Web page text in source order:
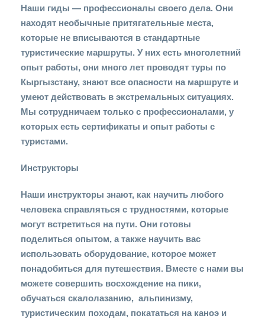
Наши гиды — профессионалы своего дела. Они
находят необычные притягательные места,
которые не вписываются в стандартные
туристические маршруты. У них есть многолетний
опыт работы, они много лет проводят туры по
Кыргызстану, знают все опасности на маршруте и
умеют действовать в экстремальных ситуациях.
Мы сотрудничаем только с профессионалами, у
которых есть сертификаты и опыт работы с
туристами.
Инструкторы
Наши инструкторы знают, как научить любого
человека справляться с трудностями, которые
могут встретиться на пути. Они готовы
поделиться опытом, а также научить вас
использовать оборудование, которое может
понадобиться для путешествия. Вместе с нами вы
можете совершить восхождение на пики,
обучаться скалолазанию, альпинизму,
туристическим походам, покататься на каноэ и